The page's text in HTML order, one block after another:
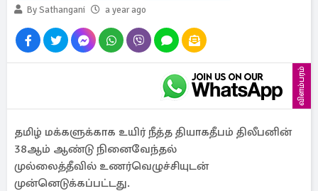
By Sathangani
a year ago
விளம்பரம்
தமிழ் மக்களுக்காக உயிர் நீத்த தியாகதீபம் திலீபனின்
38ஆம் ஆண்டு நினைவேந்தல்
முல்லைத்தீவில் உணர்வெழுச்சியுடன்
முன்னெடுக்கப்பட்டது.